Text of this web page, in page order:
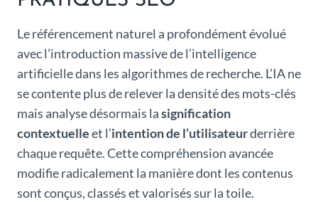
Le référencement naturel a profondément évolué
avec l’introduction massive de l’intelligence
artificielle dans les algorithmes de recherche. L’IA ne
se contente plus de relever la densité des mots-clés
mais analyse désormais lasignification
contextuelleet l’intention de l’utilisateurderrière
chaque requête. Cette compréhension avancée
modifie radicalement la manière dont les contenus
sont conçus, classés et valorisés sur la toile.